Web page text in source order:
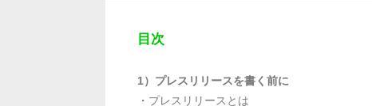
目次
1）プレスリリースを書く前に
・ プレスリリースとは